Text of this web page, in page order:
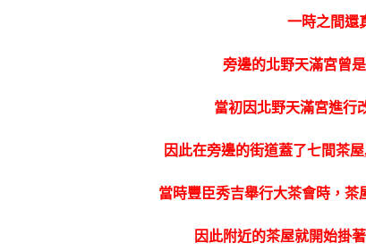
一時之間還
旁邊的北野天滿宮曾
當初因北野天滿宮進行
因此在旁邊的街道蓋了七間茶
當時豐臣秀吉舉行大茶會時，茶
因此附近的茶屋就開始掛